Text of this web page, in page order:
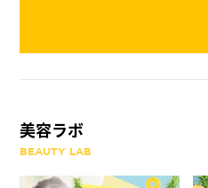
美容ラボ
BEAUTY LAB